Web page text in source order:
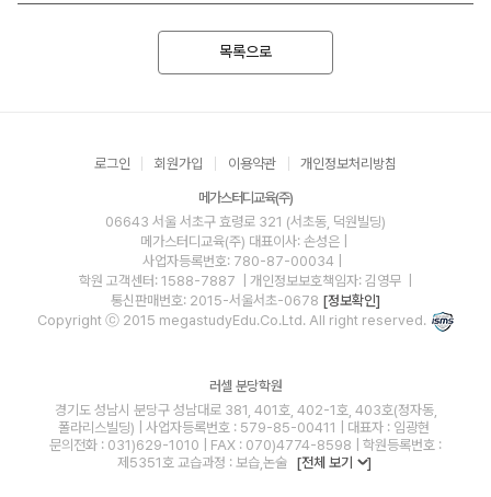
목록으로
로그인 회원가입 이용약관 개인정보처리방침
메가스터디교육(주)
06643 서울 서초구 효령로 321 (서초동, 덕원빌딩)
메가스터디교육(주) 대표이사: 손성은 |
사업자등록번호: 780-87-00034
학원 고객센터: 1588-7887
| 개인정보보호책임자: 김영무
통신판매번호: 2015-서울서초-0678 [정보확인]
Copyright ⓒ 2015 megastudyEdu.Co.Ltd. All right reserved.
러셀 분당학원
경기도 성남시 분당구 성남대로 381, 401호, 402-1호, 403호(정자동,
폴라리스빌딩) | 사업자등록번호 : 579-85-00411 | 대표자 : 임광현
문의전화 : 031)629-1010 | FAX : 070)4774-8598 | 학원등록번호 :
제5351호 교습과정 : 보습,논술
[전체 보기 ]